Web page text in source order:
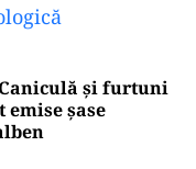
și furtuni
șase